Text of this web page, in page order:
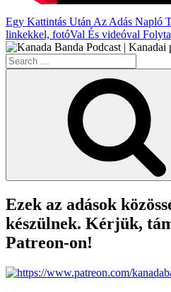
Egy Kattintás Után Az Adás Napló
linkekkel, fotóVal És videóval
Search
for:
Ezek az adások
készülnek. Kérjük,
Patreon-on!